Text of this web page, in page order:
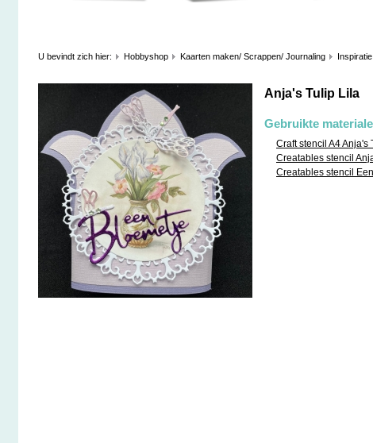
U bevindt zich hier: Hobbyshop Kaarten maken/ Scrappen/ Journaling Inspiratie
Anja's Tulip Lila
Gebruikte
Craft stencil A4 Anja's
Creatables stencil
Creatables stencil